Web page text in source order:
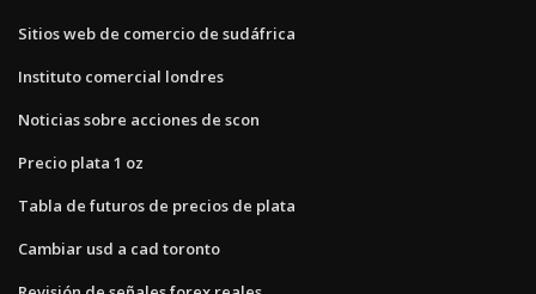
Sitios web de comercio de sudáfrica
Instituto comercial londres
Noticias sobre acciones de scon
Precio plata 1 oz
Tabla de futuros de precios de plata
Cambiar usd a cad toronto